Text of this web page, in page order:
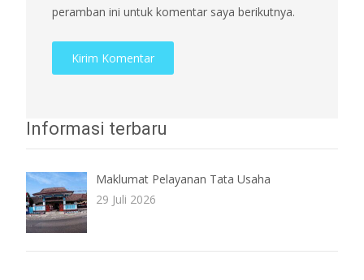
peramban ini untuk komentar saya berikutnya.
Informasi terbaru
Maklumat Pelayanan Tata Usaha
29 Juli 2026